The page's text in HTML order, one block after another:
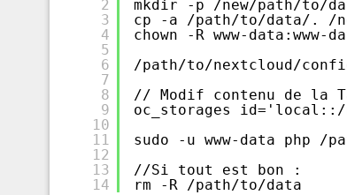
2
3
4
5
6
7
8
9
10
11
12
13
14
mkdir -p /new/path/to/
cp -a /path/to/data/. /
chown -R www-
/path/to/nextcloud/
// Modif contenu de la
oc_storages
sudo -u www-data php /
//Si tout est bon :
rm -R /path/to/data